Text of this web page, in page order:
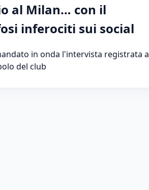
al Milan… con il
inferociti sui social
in onda l'intervista registrata a
del club